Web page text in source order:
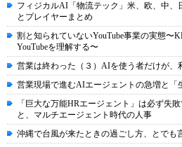
フィジカルAI「物流テック」米、欧、中、
とプレイヤーまとめ
割と知られていないYouTube事業の実態〜
YouTubeを理解する〜
営業は終わった（３）AIを使う者だけが、
営業現場で進むAIエージェントの急増と「
「巨大な万能HRエージェント」は必ず失
と、マルチエージェント時代の人事
沖縄で台風が来たときの過ごし方、とでも